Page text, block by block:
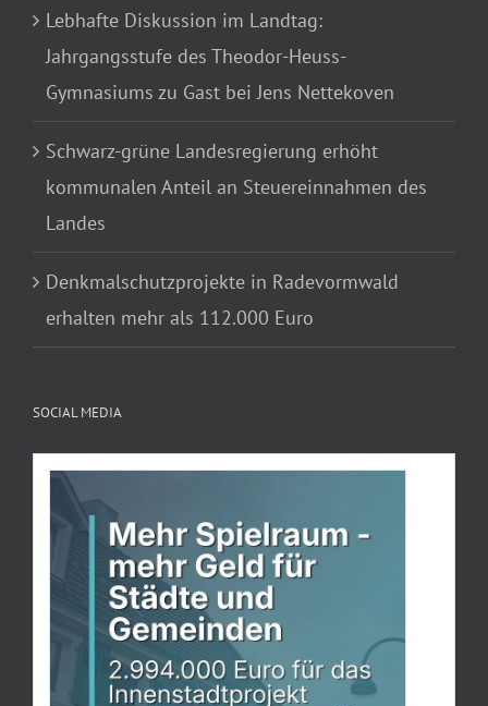
Lebhafte Diskussion im Landtag:
Jahrgangsstufe des Theodor-Heuss-
Gymnasiums zu Gast bei Jens Nettekoven
Schwarz-grüne Landesregierung erhöht
kommunalen Anteil an Steuereinnahmen des
Landes
Denkmalschutzprojekte in Radevormwald
erhalten mehr als 112.000 Euro
SOCIAL MEDIA